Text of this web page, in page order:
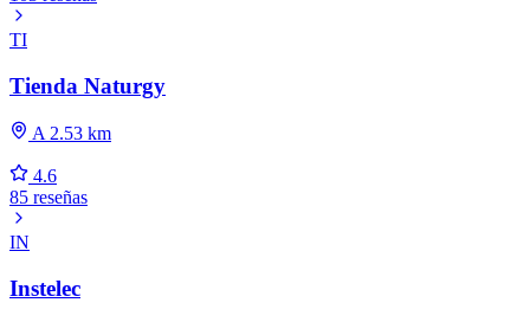
TI
Tienda Naturgy
A 2.53 km
4.6
85 reseñas
IN
Instelec